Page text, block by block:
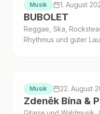
Musik 1. August
BUBOLET
Reggae, Ska,
Rhythmus und guter
Musik 22. August
Zdeněk Bína &